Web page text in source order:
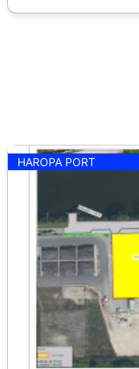
HAROPA PORT